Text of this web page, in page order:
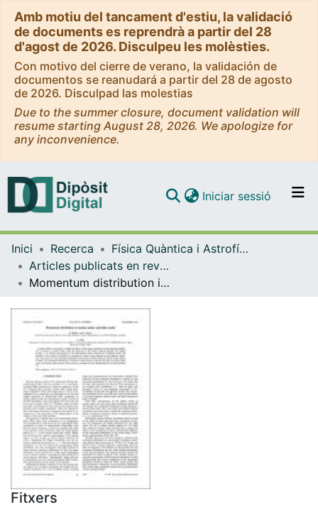
Amb motiu del tancament d'estiu, la validació
de documents es reprendrà a partir del 28
d'agost de 2026. Disculpeu les molèsties.
Con motivo del cierre de verano, la validación de
documentos se reanudará a partir del 28 de agosto
de 2026. Disculpad las molestias
Due to the summer closure, document validation will
resume starting August 28, 2026. We apologize for
any inconvenience.
Navega per tot el DD
Com publicar
Contacte
Iniciar sessió (current)
Inici Recerca
Física Quàntica i Astrofísica
Articles publicats en revistes (Física Quàntica i Astrofísica)
Momentum distribution in nuclear matter and finite nuclei
Fitxers